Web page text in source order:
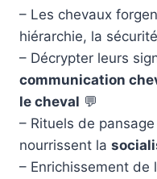
– Les chevaux
hiérarchie, la
– Décrypter leurs
communication
le cheval 💬
– Rituels de
nourrissent la
– Enrichissement de